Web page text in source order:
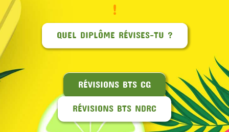
!
QUEL DIPLÔME RÉVISES-TU ?
RÉVISIONS BTS CG
RÉVISIONS BTS NDRC